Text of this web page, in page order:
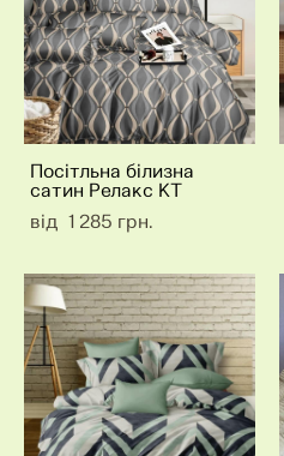
Посітльна білизна
сатин Релакс КТ
від 1 285 грн.